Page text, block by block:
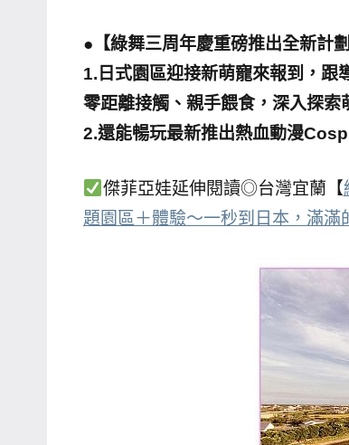
●【綠舞三周年慶重磅推出全新計
1.日式園區迎接新萌寵來報到，跟
零距離接觸、親手餵食，深入探索
2.還能暢玩最新推出熱血動漫
傑菲亞娃延伸閱讀◎台灣宜蘭【
題園區＋體驗～一秒到日本，滿滿